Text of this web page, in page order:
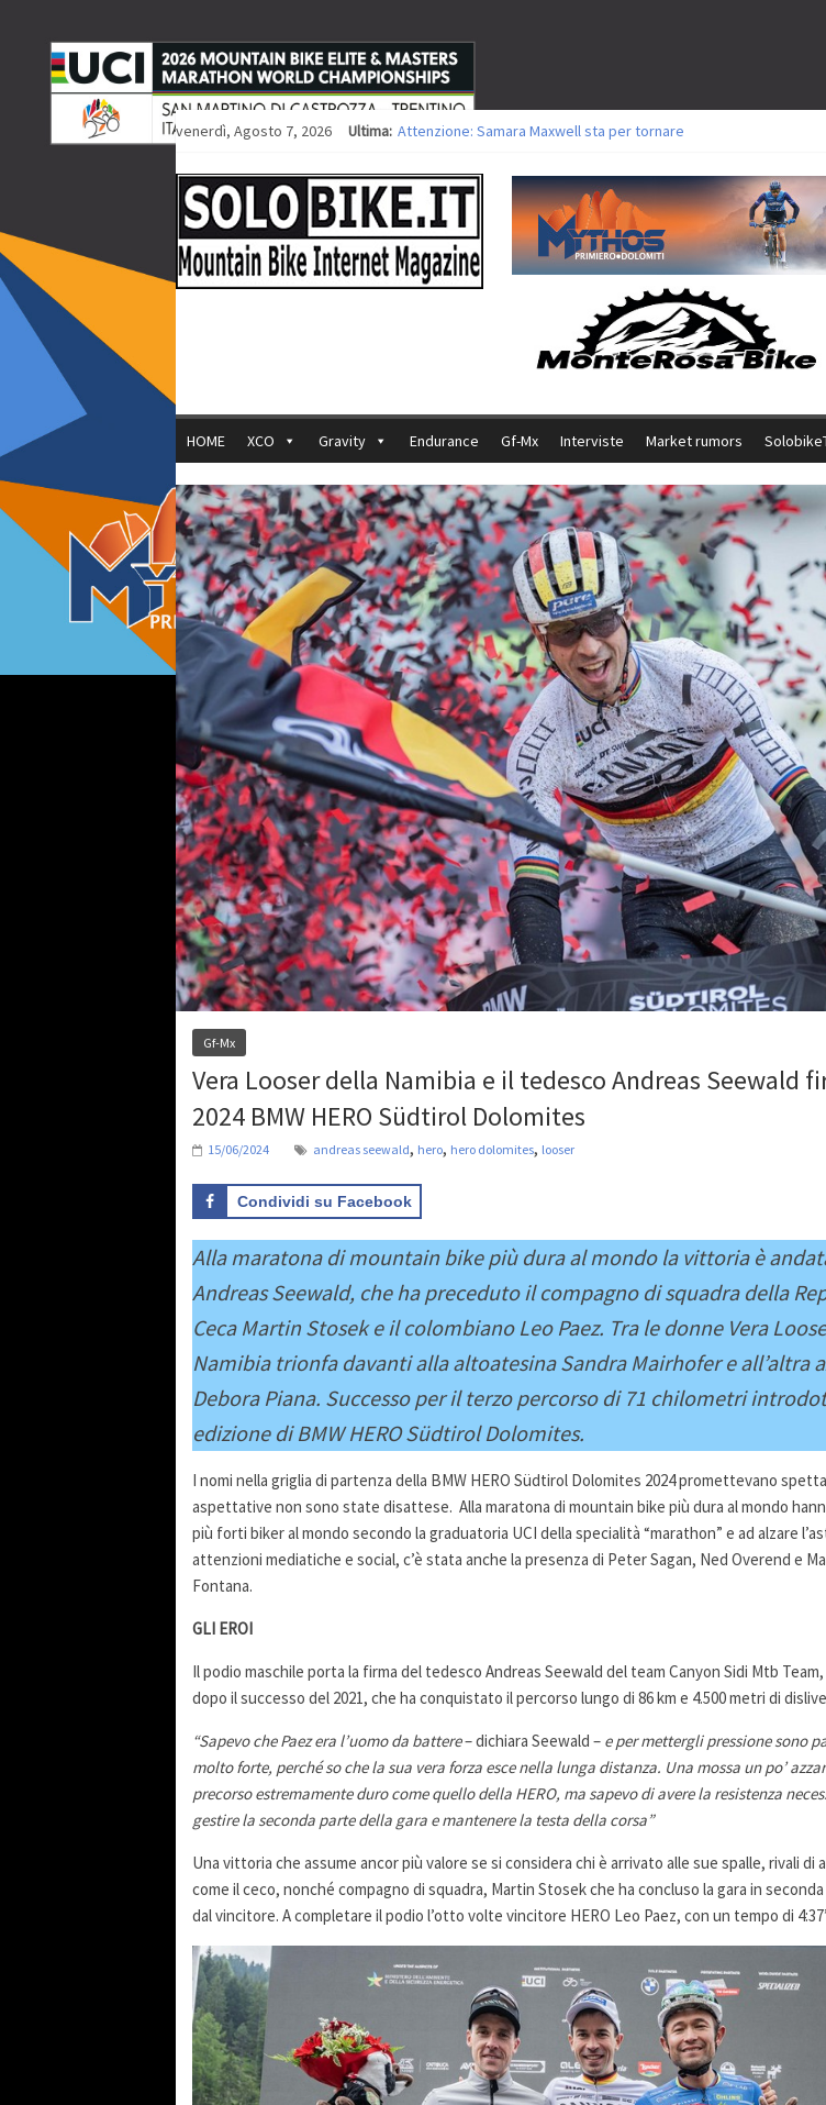
venerdì, Agosto 7, 2026 Ultima: Attenzione: Samara Maxwell sta per tornare
Europei XCO: vittorie per Ghibaudo, Grossmann e Gallis.
35ª Marathon Bike della Brianza: l’ultima sfida agonistica di una
Europei MTB: il Team Relay firma il secondo argento azzurro a
HOME XCO Gravity Endurance Gf-Mx Interviste Market rumors
Gf-Mx
Vera Looser della Namibia e il tedesco Andreas Seewald
2024 BMW HERO Südtirol Dolomites
15/06/2024 andreas seewald, hero, hero dolomites, looser
Condividi su Facebook
Alla maratona di mountain bike più dura al mondo la vittoria è
Andreas Seewald, che ha preceduto il compagno di squadra della
Ceca Martin Stosek e il colombiano Leo Paez. Tra le donne Vera
Namibia trionfa davanti alla altoatesina Sandra Mairhofer e all’altra
Debora Piana. Successo per il terzo percorso di 71 chilometri
edizione di BMW HERO Südtirol Dolomites.
I nomi nella griglia di partenza della BMW HERO Südtirol Dolomites 2024 promettevano
aspettative non sono state disattese. Alla maratona di mountain bike più dura al mondo
più forti biker al mondo secondo la graduatoria UCI della specialità “marathon” e ad alzare
attenzioni mediatiche e social, c’è stata anche la presenza di Peter Sagan, Ned Overend e
Fontana.
GLI EROI
Il podio maschile porta la firma del tedesco Andreas Seewald del team Canyon Sidi Mtb
dopo il successo del 2021, che ha conquistato il percorso lungo di 86 km e 4.500 metri di
“Sapevo che Paez era l’uomo da battere– dichiara Seewald – e per mettergli pressione sono
molto forte, perché so che la sua vera forza esce nella lunga distanza. Una mossa un po’
precorso estremamente duro come quello della HERO, ma sapevo di avere la resistenza
gestire la seconda parte della gara e mantenere la testa della corsa”
Una vittoria che assume ancor più valore se si considera chi è arrivato alle sue spalle, rivali di
come il ceco, nonché compagno di squadra, Martin Stosek che ha concluso la gara in seconda
dal vincitore. A completare il podio l’otto volte vincitore HERO Leo Paez, con un tempo di